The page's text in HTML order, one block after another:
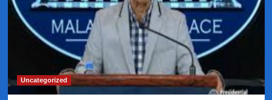
BIR
ng
tax
evasion
sa
dahil
sa
Uncategorized